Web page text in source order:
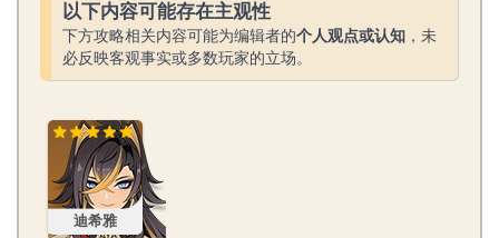
以下内容可能存在主观性
下方攻略相关内容可能为编辑者的个人观点或认知 ，未
必反映客观事实或多数玩家的立场。
迪希雅
迪希雅